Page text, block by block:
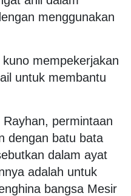
menggunakan
mempekerjakan
untuk membantu
permintaan
dengan batu bata
dalam ayat
adalah untuk
bangsa Mesir